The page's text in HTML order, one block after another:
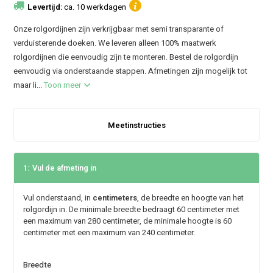
Levertijd:ca. 10 werkdagen
Onze rolgordijnen zijn verkrijgbaar met semi transparante of
verduisterende doeken. We leveren alleen 100% maatwerk
rolgordijnen die eenvoudig zijn te monteren. Bestel de rolgordijn
eenvoudig via onderstaande stappen. Afmetingen zijn mogelijk tot
maar li...Toon meer
Meetinstructies
1: Vul de afmeting in
Vul onderstaand, in centimeters, de breedte en hoogte van het
rolgordijn in. De minimale breedte bedraagt 60 centimeter met
een maximum van 280 centimeter, de minimale hoogte is 60
centimeter met een maximum van 240 centimeter.
Breedte